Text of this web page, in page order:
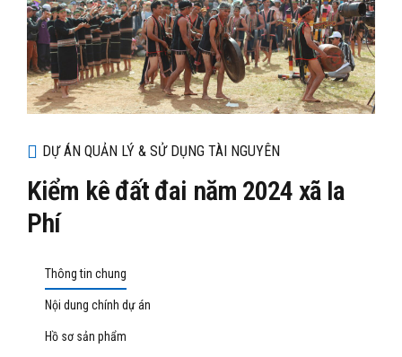
DỰ ÁN QUẢN LÝ & SỬ DỤNG TÀI NGUYÊN
Kiểm kê đất đai năm 2024 xã Ia
Phí
Thông tin chung
Nội dung chính dự án
Hồ sơ sản phẩm